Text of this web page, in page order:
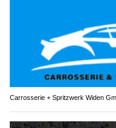
Carrosserie + Spritzwerk Widen